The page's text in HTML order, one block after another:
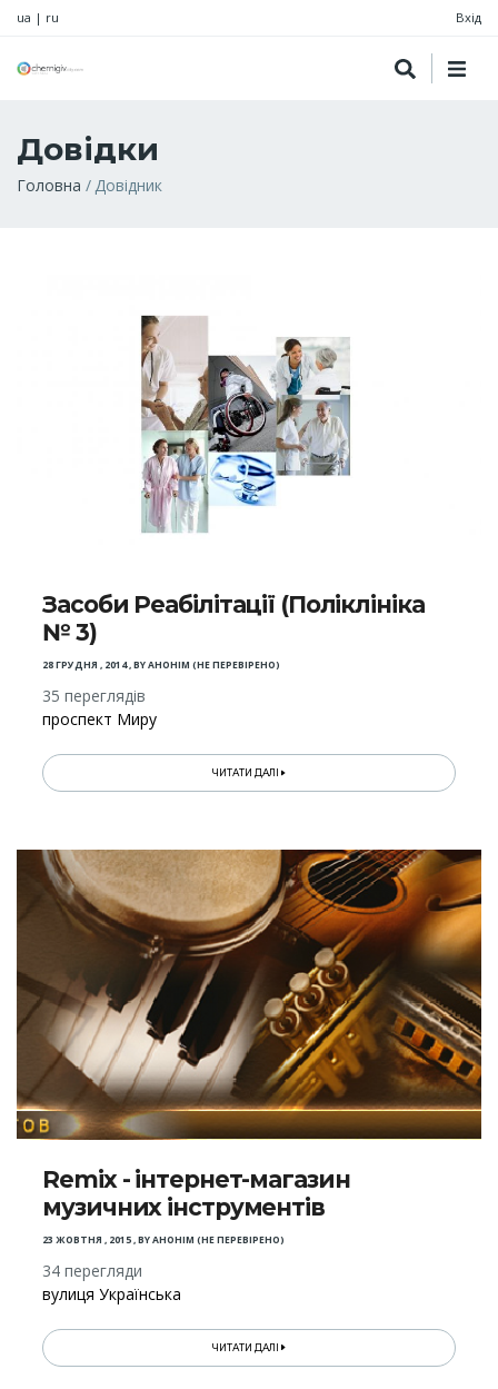
ua | ru Вхід
Довідки
Рядок
Головна Довідник
Засоби Реабілітації (Поліклініка
№ 3)
28 ГРУДНЯ , 2014,BYАНОНІМ (НЕ ПЕРЕВІРЕНО)
35 переглядів
проспект Миру
ЧИТАТИ ДАЛІ
Remix - інтернет-магазин
музичних інструментів
23 ЖОВТНЯ , 2015,BYАНОНІМ (НЕ ПЕРЕВІРЕНО)
34 перегляди
вулиця Українська
ЧИТАТИ ДАЛІ